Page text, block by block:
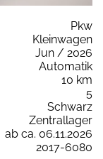
Pkw
Kleinwagen
Jun / 2026
Automatik
10 km
5
Schwarz
Zentrallager
ab ca. 06.11.2026
2017-6080